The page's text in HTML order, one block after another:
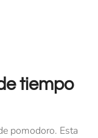
tiempo
pomodoro. Esta